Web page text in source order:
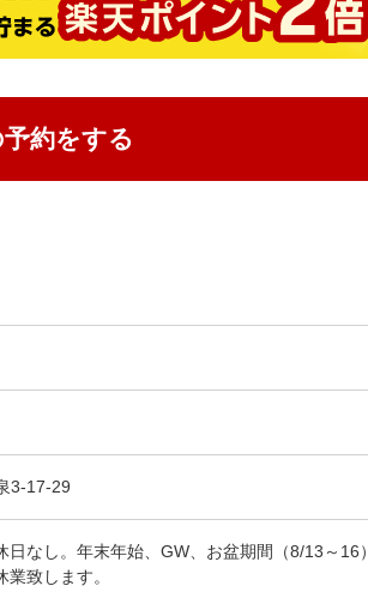
約をする
3-17-29
日なし。年末年始、GW、お盆期間（8/13～16）
業致します。